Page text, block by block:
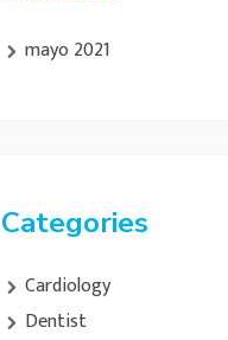
mayo 2021
Categories
Cardiology
Dentist